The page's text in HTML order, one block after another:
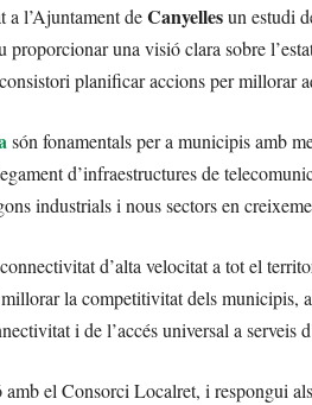
a l’Ajuntament deCanyellesun estudi
una visió clara sobre
planificar accions per millorar
són fonamentals per a municipis amb
d’infraestructures de
industrials i nous sectors en
d’alta velocitat a tot el
la competitivitat dels municipis,
i de l’accés universal a serveis
amb el Consorci Localret, i respongui als